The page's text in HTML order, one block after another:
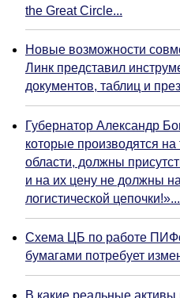
the Great Circle...
Новые возможности
Линк представил
документов, таблиц и
Губернатор Александр
которые производятся
области, должны
и на их цену не должны
логистической цепочки!»...
Схема ЦБ по работе
бумагами потребует
В какие реальные активы